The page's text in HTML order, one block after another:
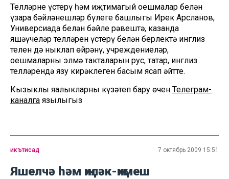
Телләрне үстерү һәм иҗтимагый оешмалар белән
үзара бәйләнешләр бүлеге башлыгы Ирек Арсланов,
Универсиада белән бәйле рәвештә, казанда
яшәүчеләр телләрен үстерү белән берлектә инглиз
телен дә ныклап өйрәнү, учреждениеләр,
оешмаларның элмә такталарын рус, татар, инглиз
телләрендә язу кирәклеген басым ясап әйтте.
Кызыклы яңалыкларны күзәтеп бару өчен Телеграм-
каналга язылыгыз
икътисад 7 октябрь 2009 15:51
Яшелчә һәм җиләк-җимеш